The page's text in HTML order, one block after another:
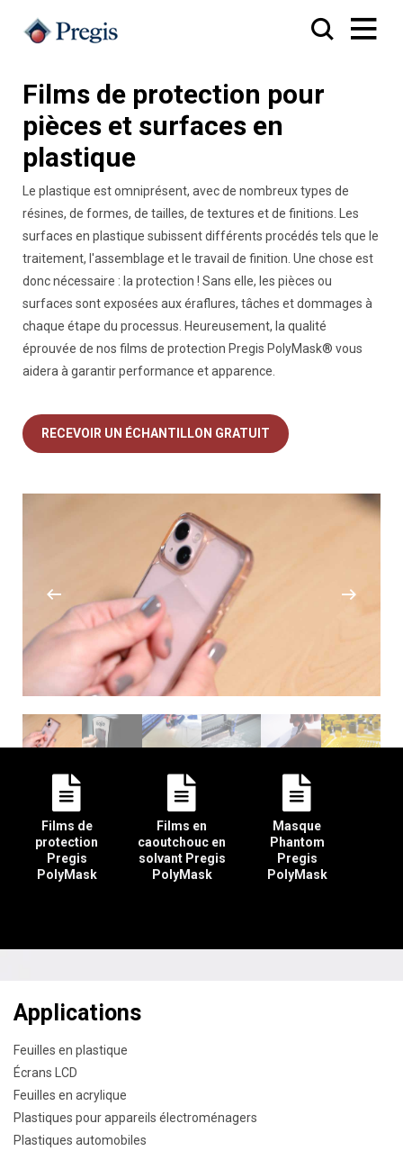
Films de protection pour
pièces et surfaces en
plastique
Le plastique est omniprésent, avec de nombreux types de
résines, de formes, de tailles, de textures et de finitions. Les
surfaces en plastique subissent différents procédés tels que le
traitement, l'assemblage et le travail de finition. Une chose est
donc nécessaire : la protection ! Sans elle, les pièces ou
surfaces sont exposées aux éraflures, tâches et dommages à
chaque étape du processus. Heureusement, la qualité
éprouvée de nos films de protection Pregis PolyMask® vous
aidera à garantir performance et apparence.
RECEVOIR UN ÉCHANTILLON GRATUIT
Films de
protection
Pregis
PolyMask
Films en
caoutchouc en
solvant Pregis
PolyMask
Masque
Phantom
Pregis
PolyMask
Applications
Feuilles en plastique
Écrans LCD
Feuilles en acrylique
Plastiques pour appareils électroménagers
Plastiques automobiles